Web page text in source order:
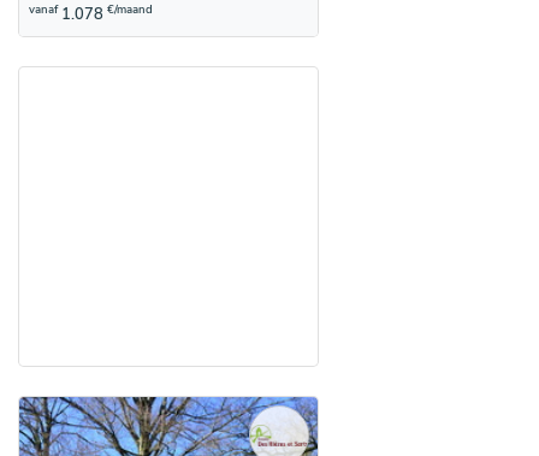
vanaf 1.078 €/maand